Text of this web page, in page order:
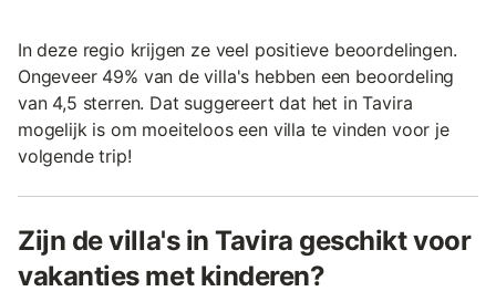
In deze regio krijgen ze veel positieve beoordelingen.
Ongeveer 49% van de villa's hebben een beoordeling
van 4,5 sterren. Dat suggereert dat het in Tavira
mogelijk is om moeiteloos een villa te vinden voor je
volgende trip!
Zijn de villa's in Tavira geschikt voor
vakanties met kinderen?